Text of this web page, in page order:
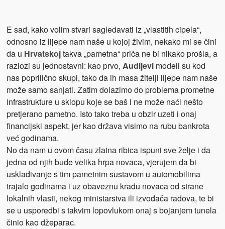
E sad, kako volim stvari sagledavati iz „vlastitih cipela“,
odnosno iz lijepe nam naše u kojoj živim, nekako mi se čini
da u Hrvatskojtakva „pametna“ priča ne bi nikako prošla, a
razlozi su jednostavni: kao prvo, Audijevi modeli su kod
nas poprilično skupi, tako da ih masa žitelji lijepe nam naše
može samo sanjati. Zatim dolazimo do problema prometne
infrastrukture u sklopu koje se baš i ne može naći nešto
pretjerano pametno. Isto tako treba u obzir uzeti i onaj
financijski aspekt, jer kao država visimo na rubu bankrota
već godinama.
No da nam u ovom času zlatna ribica ispuni sve želje i da
jedna od njih bude velika hrpa novaca, vjerujem da bi
usklađivanje s tim pametnim sustavom u automobilima
trajalo godinama i uz obaveznu krađu novaca od strane
lokalnih vlasti, nekog ministarstva ili izvođača radova, te bi
se u usporedbi s takvim lopovlukom onaj s bojanjem tunela
činio kao džeparac.